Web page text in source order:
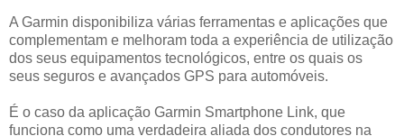
A Garmin disponibiliza várias ferramentas e aplicações que
complementam e melhoram toda a experiência de utilização
dos seus equipamentos tecnológicos, entre os quais os
seus seguros e avançados GPS para automóveis.
É o caso da aplicação Garmin Smartphone Link, que
funciona como uma verdadeira aliada dos condutores na